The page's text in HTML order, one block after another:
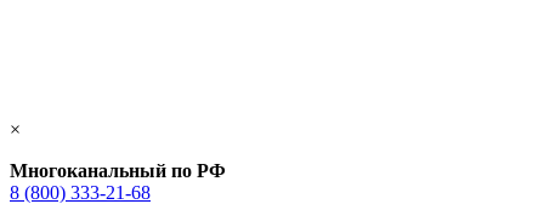
×
Многоканальный по РФ
8 (800) 333‑21-68